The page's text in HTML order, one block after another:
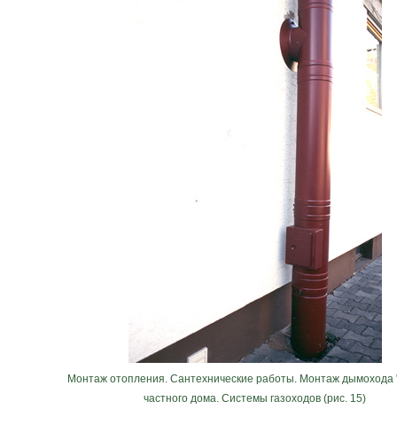
Монтаж отопления. Сантехнические работы. Монтаж дымохода
частного дома. Системы газоходов (рис. 15)